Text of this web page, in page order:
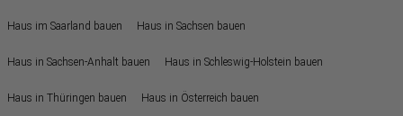
Haus im Saarland bauen Haus in Sachsen bauen
Haus in Sachsen-Anhalt bauen Haus in Schleswig-Holstein bauen
Haus in Thüringen bauen Haus in Österreich bauen